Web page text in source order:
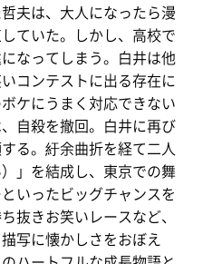
夫は、大人になったら漫
ていた。しかし、高校で
なってしまう。白井は他
コンテストに出る存在に
ケにうまく対応できない
自殺を撤回。白井に再び
る。紆余曲折を経て二人
」を結成し、東京での舞
いったビッグチャンスを
抜きお笑いレースなど、
写に懐かしさをおぼえ